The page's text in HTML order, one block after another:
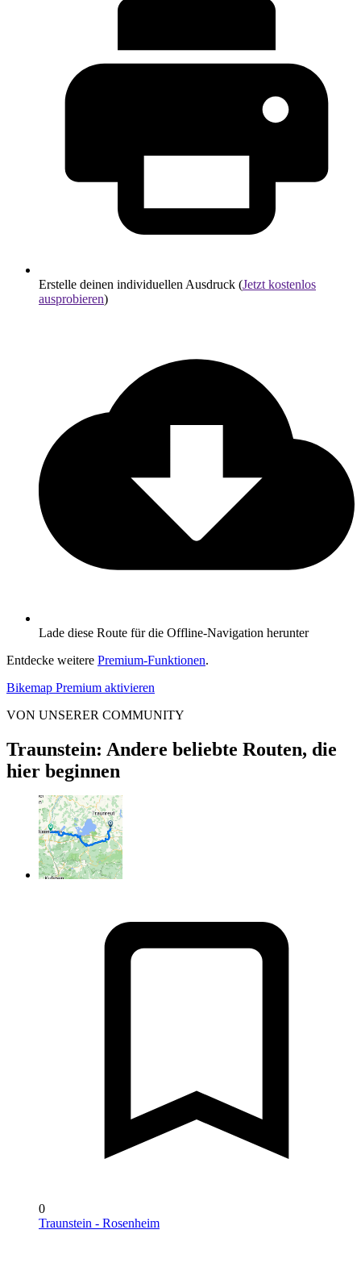
Erstelle deinen individuellen Ausdruck (Jetzt kostenlos
ausprobieren)
Lade diese Route für die Offline-Navigation herunter
Entdecke weitere Premium-Funktionen.
Bikemap Premium aktivieren
VON UNSERER COMMUNITY
Traunstein: Andere beliebte Routen, die
hier beginnen
0
Traunstein - Rosenheim